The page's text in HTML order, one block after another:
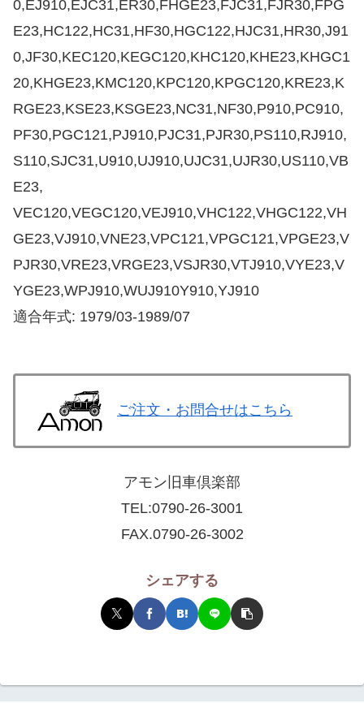
0,EJ910,EJC31,ER30,FHGE23,FJC31,FJR30,FPG
E23,HC122,HC31,HF30,HGC122,HJC31,HR30,J91
0,JF30,KEC120,KEGC120,KHC120,KHE23,KHGC1
20,KHGE23,KMC120,KPC120,KPGC120,KRE23,K
RGE23,KSE23,KSGE23,NC31,NF30,P910,PC910,
PF30,PGC121,PJ910,PJC31,PJR30,PS110,RJ910,
S110,SJC31,U910,UJ910,UJC31,UJR30,US110,VB
E23,
VEC120,VEGC120,VEJ910,VHC122,VHGC122,VH
GE23,VJ910,VNE23,VPC121,VPGC121,VPGE23,V
PJR30,VRE23,VRGE23,VSJR30,VTJ910,VYE23,V
YGE23,WPJ910,WUJ910Y910,YJ910
適合年式: 1979/03-1989/07
ご注文・お問合せはこちら
アモン旧車倶楽部
TEL:0790-26-3001
FAX.0790-26-3002
シェアする